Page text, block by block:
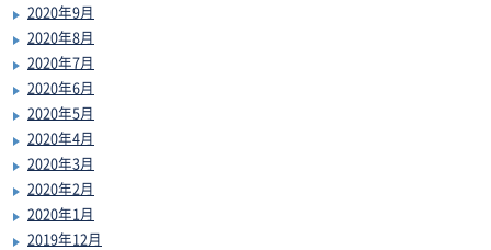
2020年9月
2020年8月
2020年7月
2020年6月
2020年5月
2020年4月
2020年3月
2020年2月
2020年1月
2019年12月